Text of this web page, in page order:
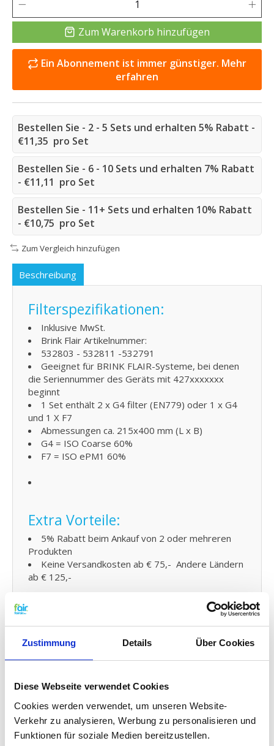
Zustimmung Details Über Cookies
Diese Webseite verwendet Cookies
Cookies werden verwendet, um unseren Website-
Verkehr zu analysieren, Werbung zu personalisieren und
Funktionen für soziale Medien bereitzustellen.
Zum Warenkorb hinzufügen
Ein Abonnement ist immer günstiger. Mehr
erfahren
Bestellen Sie - 2 - 5 Sets und erhalten 5% Rabatt -
€11,35 pro Set
Bestellen Sie - 6 - 10 Sets und erhalten 7% Rabatt
- €11,11 pro Set
Bestellen Sie - 11+ Sets und erhalten 10% Rabatt
- €10,75 pro Set
Zum Vergleich hinzufügen
Beschreibung
Filterspezifikationen:
Inklusive MwSt.
Brink Flair Artikelnummer:
532803 - 532811 -532791
Geeignet für BRINK FLAIR-Systeme, bei denen
die Seriennummer des Geräts mit 427xxxxxxx
beginnt
1 Set enthält 2 x G4 filter (EN779) oder 1 x G4
und 1 X F7
Abmessungen ca. 215x400 mm (L x B)
G4 = ISO Coarse 60%
F7 = ISO ePM1 60%
Extra Vorteile:
5% Rabatt beim Ankauf von 2 oder mehreren
Produkten
Keine Versandkosten ab € 75,- Andere Ländern
ab € 125,-
Austauschen und kleine
Wartung:
selber austauschen und den neuen Filter in Ihr
kontrollierte Wohnraumlüftung (KWL) Element
anbringen. Schauen Sie dafür auf
unsereGebrauchsanleitung für den Austausch Ihres